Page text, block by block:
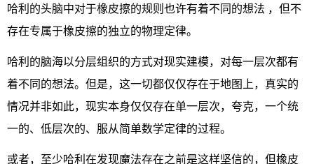
哈利的头脑中对于橡皮擦的规则也许有着不同的想法 ，但不
存在专属于橡皮擦的独立的物理定律。
哈利的脑海以分层组织的方式对现实建模，对每一层次都有
着不同的想法。但是，这一切都仅仅存在于地图上，真实的
情况并非如此，现实本身仅仅存在单一层次，夸克，一个统
一的、低层次的、服从简单数学定律的过程。
或者，至少哈利在发现魔法存在之前是这样坚信的，但橡皮